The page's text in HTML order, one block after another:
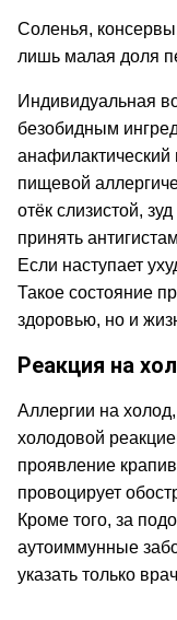
Соленья,
лишь малая доля
Индивидуальная
безобидным
пищевой
отёк слизистой,
принять
Если наступает
Такое состояние
здоровью, но и
Реакция на
Аллергии на
холодовой
проявление
провоцирует
Кроме того, за
аутоиммунные
указать только